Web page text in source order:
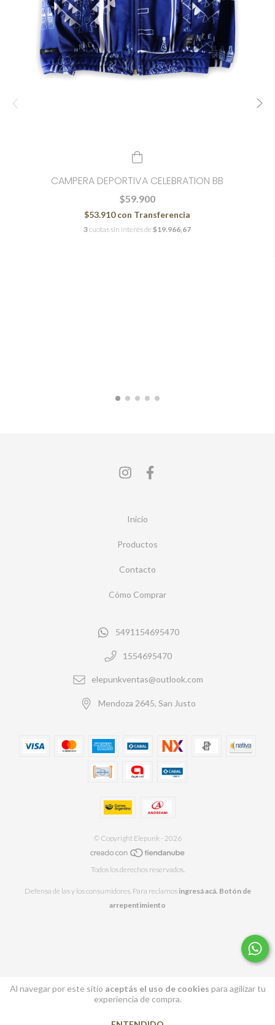
Al navegar por este sitio aceptás el uso de cookies para agilizar tu
experiencia de compra.
CAMPERA DEPORTIVA CELEBRATION BB
$59.900
$53.910con Transferencia
3cuotas sin interés de $19.966,67
Inicio
Productos
Contacto
Cómo Comprar
5491154695470
1554695470
elepunkventas@outlook.com
Mendoza 2645, San Justo
© Copyright Elepunk - 2026
Todos los derechos reservados.
Defensa de las y los consumidores. Para reclamos ingresá acá. Botón de
arrepentimiento